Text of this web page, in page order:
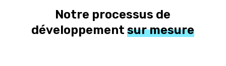
Notre processus de
développementsur mesure